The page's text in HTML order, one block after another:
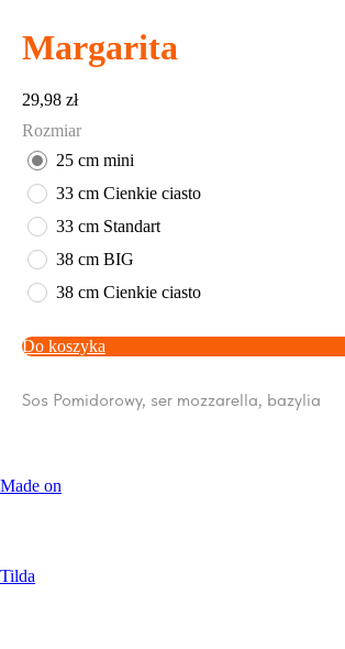
Margarita
29,98 zł
Rozmiar
25 cm mini
33 cm Cienkie ciasto
33 cm Standart
38 cm BIG
38 cm Cienkie ciasto
Do koszyka
Sos Pomidorowy, ser mozzarella, bazylia
Made on
Tilda